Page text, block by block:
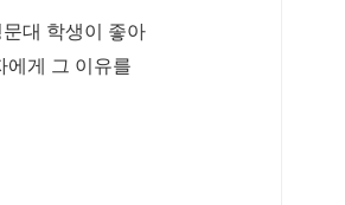
대 학생이 좋아
에게 그 이유를